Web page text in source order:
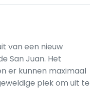
van een nieuw
San Juan. Het
er kunnen maximaal
plek om uit te